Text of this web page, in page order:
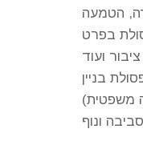
בניין